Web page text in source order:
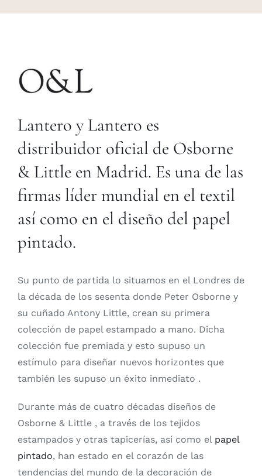
Lantero y Lantero es
distribuidor oficial de Osborne
& Little en Madrid. Es una de las
firmas líder mundial en el textil
así como en el diseño del papel
pintado.
Su punto de partida lo situamos en el Londres de
la década de los sesenta donde Peter Osborne y
su cuñado Antony Little, crean su primera
colección de papel estampado a mano. Dicha
colección fue premiada y esto supuso un
estímulo para diseñar nuevos horizontes que
también les supuso un éxito inmediato .
Durante más de cuatro décadas diseños de
Osborne & Little , a través de los tejidos
estampados y otras tapicerías, así como el papel
pintado, han estado en el corazón de las
tendencias del mundo de la decoración de